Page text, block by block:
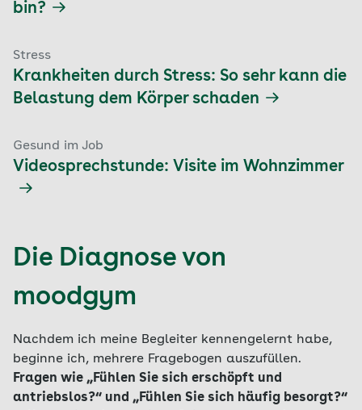
bin?
Stress
Krankheiten durch Stress: So sehr kann die
Belastung dem Körper schaden
Gesund im Job
Videosprechstunde: Visite im Wohnzimmer
Die Diagnose von
moodgym
Nachdem ich meine Begleiter kennengelernt habe,
beginne ich, mehrere Fragebogen auszufüllen.
Fragen wie „Fühlen Sie sich erschöpft und
antriebslos?“ und „Fühlen Sie sich häufig besorgt?“